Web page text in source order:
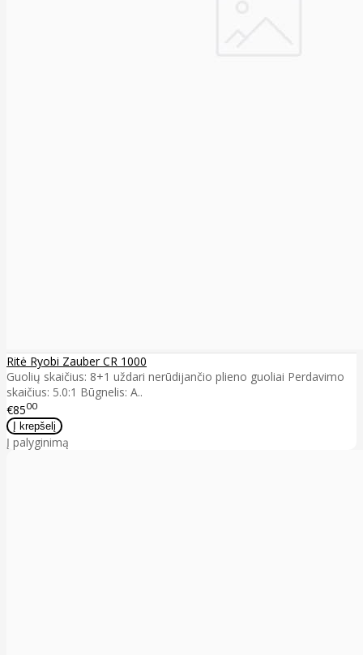
Ritė Ryobi Zauber CR 1000
Guolių skaičius: 8+1 uždari nerūdijančio plieno guoliai Perdavimo
skaičius: 5.0:1 Būgnelis: A..
€8500
Į palyginimą